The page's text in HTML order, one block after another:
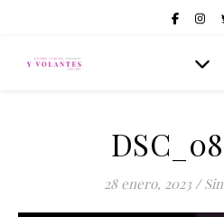
28 enero, 2023 /